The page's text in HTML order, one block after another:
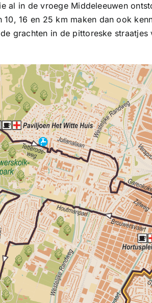
al in de vroege Middeleeuwen
10, 16 en 25 km maken dan ook
grachten in de pittoreske